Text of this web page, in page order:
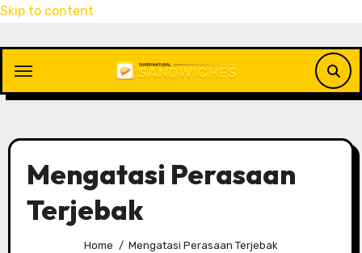
Skip to content
Mengatasi Perasaan
Terjebak
Home Mengatasi Perasaan Terjebak